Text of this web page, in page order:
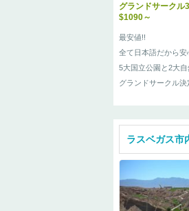
グランドサークル
$1090～
最安値!!
全て日本語だから安
5大国立公園と2大
グランドサークル決
ラスベガス